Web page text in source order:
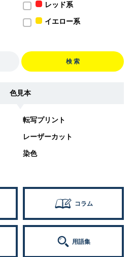
レッド系
イエロー系
検 索
色見本
転写プリント
レーザーカット
染色
コラム
用語集